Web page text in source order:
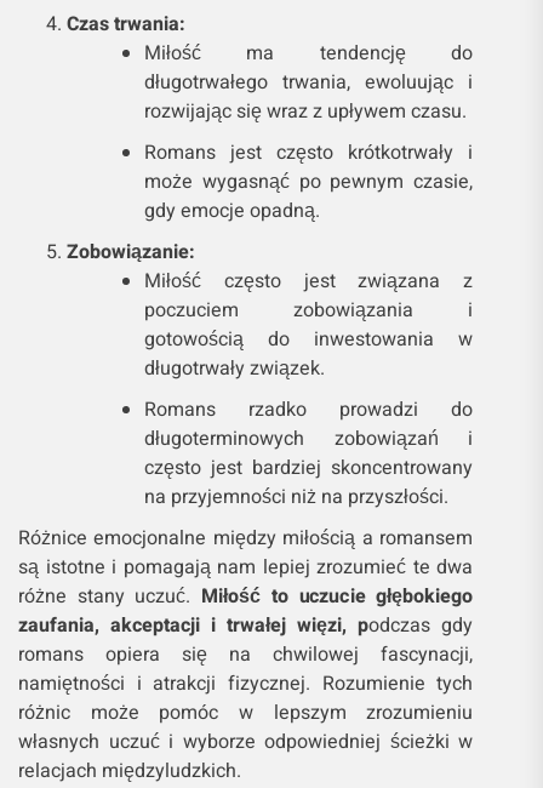
Czas trwania:
Miłość ma tendencję do
długotrwałego trwania, ewoluując i
rozwijając się wraz z upływem czasu.
Romans jest często krótkotrwały i
może wygasnąć po pewnym czasie,
gdy emocje opadną.
Zobowiązanie:
Miłość często jest związana z
poczuciem zobowiązania i
gotowością do inwestowania w
długotrwały związek.
Romans rzadko prowadzi do
długoterminowych zobowiązań i
często jest bardziej skoncentrowany
na przyjemności niż na przyszłości.
Różnice emocjonalne między miłością a romansem
są istotne i pomagają nam lepiej zrozumieć te dwa
różne stany uczuć. Miłość to uczucie głębokiego
zaufania, akceptacji i trwałej więzi, podczas gdy
romans opiera się na chwilowej fascynacji,
namiętności i atrakcji fizycznej. Rozumienie tych
różnic może pomóc w lepszym zrozumieniu
własnych uczuć i wyborze odpowiedniej ścieżki w
relacjach międzyludzkich.